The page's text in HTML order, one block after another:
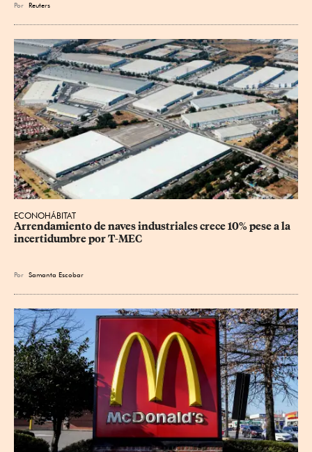
Por Reuters
ECONOHÁBITAT
Arrendamiento de naves industriales crece 10% pese a la
incertidumbre por T-MEC
Por Samanta Escobar